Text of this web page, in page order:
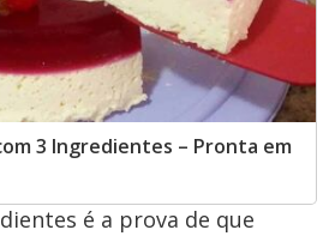
3 Ingredientes – Pronta em
é a prova de que